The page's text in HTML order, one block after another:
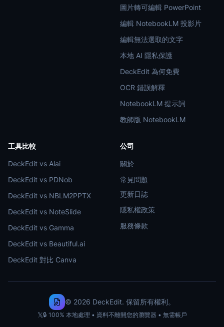
圖片轉可編輯 PowerPoint
編輯 NotebookLM 投影片
編輯無法選取的文字
本地 AI 隱私保護
DeckEdit 為何免費
OCR 錯誤解釋
NotebookLM 提示詞
教師版 NotebookLM
工具比較
DeckEdit vs Alai
DeckEdit vs PDNob
DeckEdit vs NBLM2PPTX
DeckEdit vs NoteSlide
DeckEdit vs Gamma
DeckEdit vs Beautiful.ai
DeckEdit 對比 Canva
公司
關於
常見問題
更新日誌
隱私權政策
服務條款
© 2026 DeckEdit. 保留所有權利。
𝕏🔒 100% 本地處理 • 資料不離開您的瀏覽器 • 無需帳戶